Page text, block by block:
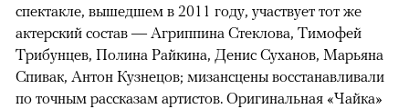
спектакле, вышедшем в 2011 году, участвует тот же
актерский состав — Агриппина Стеклова, Тимофей
Трибунцев, Полина Райкина, Денис Суханов, Марьяна
Спивак, Антон Кузнецов; мизансцены восстанавливали
по точным рассказам артистов. Оригинальная «Чайка»